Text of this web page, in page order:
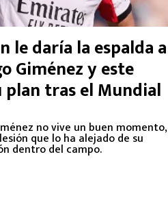
le daría la espalda a
Giménez y este
plan tras el Mundial
no vive un buen momento,
que lo ha alejado de su
dentro del campo.